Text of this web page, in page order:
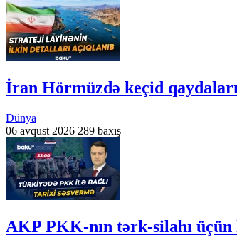
İran Hörmüzdə keçid
Dünya
06 avqust 2026 289 baxış
AKP PKK-nın tərk-silahı